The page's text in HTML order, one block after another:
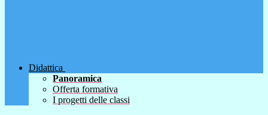
Didattica
Panoramica
Offerta formativa
I progetti delle classi